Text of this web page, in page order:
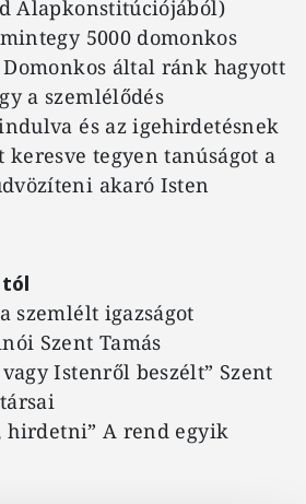
Alapkonstitúciójából)
5000 domonkos
által ránk hagyott
a szemlélődés
és az igehirdetésnek
tegyen tanúságot a
akaró Isten
szemlélt igazságot
Szent Tamás
Istenről beszélt” Szent
hirdetni” A rend egyik